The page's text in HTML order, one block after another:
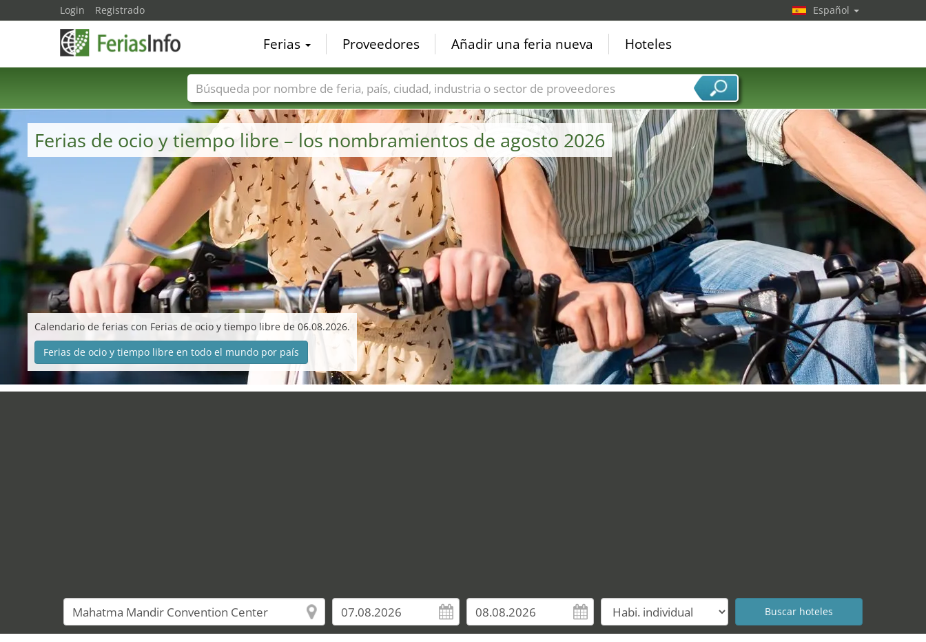
Ferias de ocio y tiempo libre – los nombramientos de agosto 2026
Calendario de ferias con Ferias de ocio y tiempo libre de 06.08.2026.
Ferias de ocio y tiempo libre en todo el mundo por país
Login Registrado Español
Ferias Proveedores Añadir una feria nueva Hoteles
Nombres de ferias Países Ciudades Sectores de ferias Sectores de proveedor de servicios